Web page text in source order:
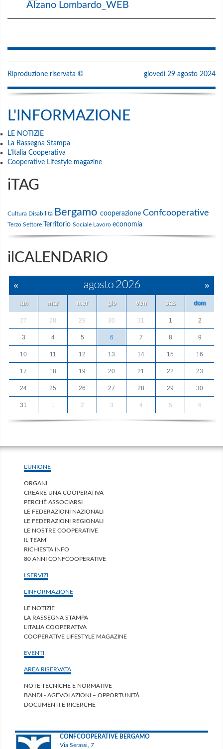
Alzano Lombardo_WEB
Riproduzione riservata © giovedì 29 agosto 2024
L'INFORMAZIONE
LE NOTIZIE
La Rassegna Stampa
L'Italia Cooperativa
Cooperative Lifestyle magazine
iTAG
Cultura Disabilità Bergamo cooperazione Confcooperative
Terzo Settore Territorio Sociale Lavoro economia
ilCALENDARIO
« agosto 2026 »
lun mar mer gio ven sab dom
27 28 29 30 31 1 2
3 4 5 6 7 8 9
10 11 12 13 14 15 16
17 18 19 20 21 22 23
24 25 26 27 28 29 30
31 1 2 3 4 5 6
L'UNIONE
ORGANI
CREARE UNA COOPERATIVA
PERCHÈ ASSOCIARSI
LE FEDERAZIONI NAZIONALI
LE FEDERAZIONI REGIONALI
LE NOSTRE COOPERATIVE
IL TEAM
RICHIESTA INFO
80 ANNI CONFCOOPERATIVE
I SERVIZI
L'INFORMAZIONE
LE NOTIZIE
LA RASSEGNA STAMPA
L'ITALIA COOPERATIVA
COOPERATIVE LIFESTYLE MAGAZINE
EVENTI
AREA RISERVATA
NOTE TECNICHE E NORMATIVE
BANDI - AGEVOLAZIONI – OPPORTUNITÀ
DOCUMENTI E RICERCHE
CONFCOOPERATIVE BERGAMO
Via Serassi, 7